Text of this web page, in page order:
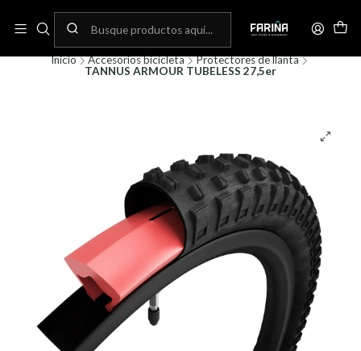
Envíos gratis por compras sobre 80.000! (No aplica para bicicletas)
Inicio Accesorios bicicleta
Protectores de llanta
TANNUS ARMOUR TUBELESS 27,5er